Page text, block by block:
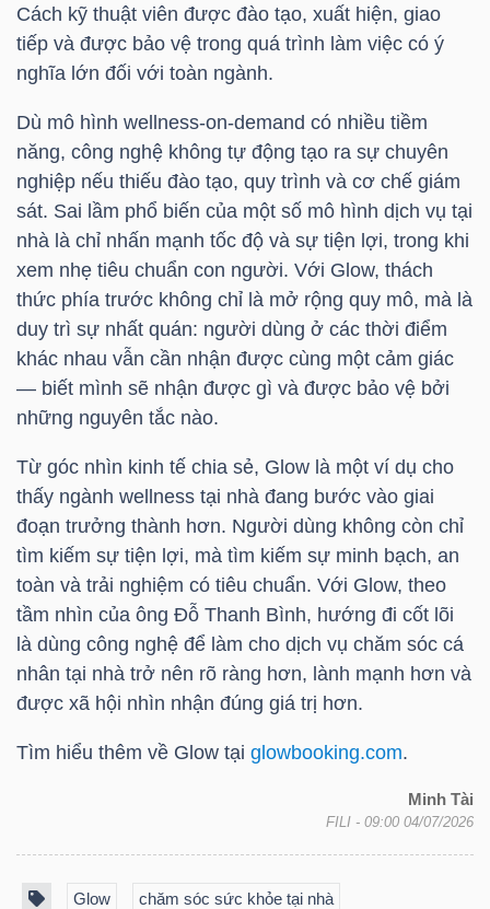
Cách kỹ thuật viên được đào tạo, xuất hiện, giao
tiếp và được bảo vệ trong quá trình làm việc có ý
nghĩa lớn đối với toàn ngành.
Dù mô hình wellness-on-demand có nhiều tiềm
năng, công nghệ không tự động tạo ra sự chuyên
nghiệp nếu thiếu đào tạo, quy trình và cơ chế giám
sát. Sai lầm phổ biến của một số mô hình dịch vụ tại
nhà là chỉ nhấn mạnh tốc độ và sự tiện lợi, trong khi
xem nhẹ tiêu chuẩn con người. Với Glow, thách
thức phía trước không chỉ là mở rộng quy mô, mà là
duy trì sự nhất quán: người dùng ở các thời điểm
khác nhau vẫn cần nhận được cùng một cảm giác
— biết mình sẽ nhận được gì và được bảo vệ bởi
những nguyên tắc nào.
Từ góc nhìn kinh tế chia sẻ, Glow là một ví dụ cho
thấy ngành wellness tại nhà đang bước vào giai
đoạn trưởng thành hơn. Người dùng không còn chỉ
tìm kiếm sự tiện lợi, mà tìm kiếm sự minh bạch, an
toàn và trải nghiệm có tiêu chuẩn. Với Glow, theo
tầm nhìn của ông Đỗ Thanh Bình, hướng đi cốt lõi
là dùng công nghệ để làm cho dịch vụ chăm sóc cá
nhân tại nhà trở nên rõ ràng hơn, lành mạnh hơn và
được xã hội nhìn nhận đúng giá trị hơn.
Tìm hiểu thêm về Glow tại glowbooking.com.
Minh Tài
FILI - 09:00 04/07/2026
Glow chăm sóc sức khỏe tại nhà
TÀI
CHÍNH
CÔNG
NGHỆ
THÔNG
DỊCH
TRUYỀN
THÔNG
TIỆN
ÍCH